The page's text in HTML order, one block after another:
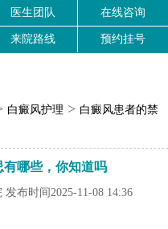
医生团队 在线咨询
来院路线 预约挂号
白癜风护理 > 白癜风患者的禁
哪些，你知道吗
布时间2025-11-08 14:36